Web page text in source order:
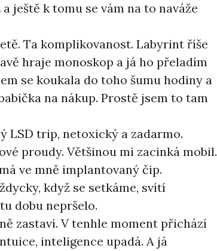
ještě k tomu se vám na to naváže
Ta komplikovanost. Labyrint říše
hraje monoskop a já ho přeladím
se koukala do toho šumu hodiny a
na nákup. Prostě jsem to tam
LSD trip, netoxický a zadarmo.
proudy. Většinou mi zacinká mobil.
ve mně implantovaný čip.
když se setkáme, svítí
dobu nepršelo.
zastaví. V tenhle moment přichází
inteligence upadá. A já